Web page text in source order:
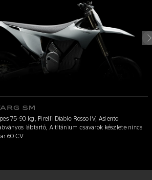
SM
75-90 kg, Pirelli Diablo Rosso IV, Asiento
lábtartó, A titánium csavarok készlete nincs
60 CV